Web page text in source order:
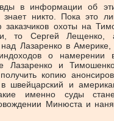
в информации об
никто. Пока это
заказчиков охоты на
то Сергей Лещенко,
Лазаренко в
о намерении
Лазаренко и
копию
в швейцарский и
именно суды
Минюста и